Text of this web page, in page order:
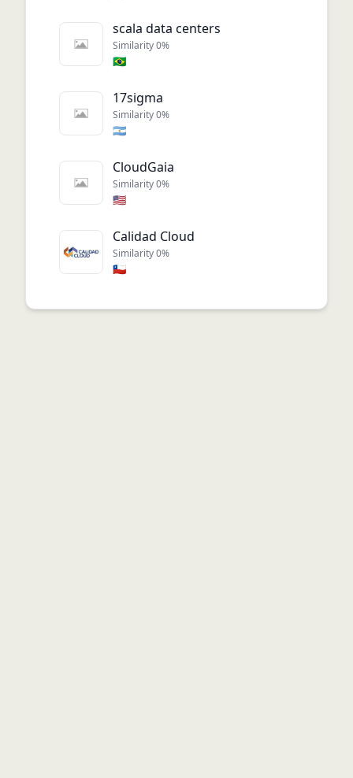
scala data centers
Similarity0%
🇧🇷
17sigma
Similarity0%
🇦🇷
CloudGaia
Similarity0%
🇺🇸
Calidad Cloud
Similarity0%
🇨🇱